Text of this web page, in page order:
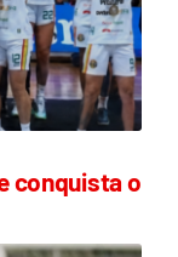
conquista o